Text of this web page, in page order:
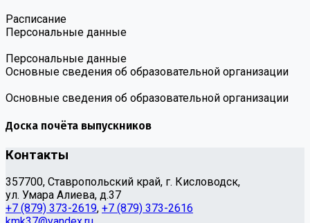
Расписание
Персональные данные
Персональные данные
Основные сведения об образовательной организации
Основные сведения об образовательной организации
Доска почёта выпускников
Контакты
357700, Ставропольский край, г. Кисловодск,
ул. Умара Алиева, д.37
+7 (879) 373-2619, +7 (879) 373-2616